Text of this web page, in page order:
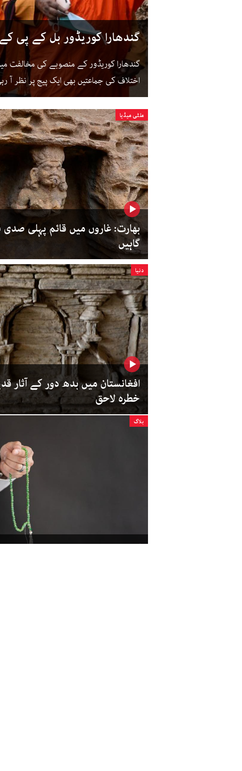
گندھارا کوریڈور بل کے پی
گندھارا کوریڈور کے منصوبے کی مخالفت
اختلاف کی جماعتیں بھی ایک پیج پر نظر آ
ملٹی میڈیا
بھارت: غاروں میں قائم پہلی
گاہیں
دنیا
افغانستان میں بدھ دور کے آثار
خطرہ لاحق
بلاگ